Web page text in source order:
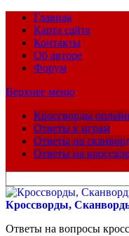
Главная
Карта сайта
Контакты
Об авторе
Форум
Верхнее меню
Кроссворды онлайн
Ответы к играм
Ответы на
Ответы на
для:
Кроссворды,
Ответы на вопросы